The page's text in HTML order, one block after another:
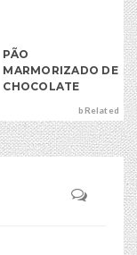
PÃO
MARMORIZADO DE
CHOCOLATE
bRelated